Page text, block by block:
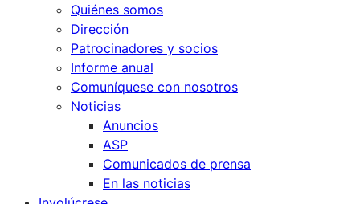
Quiénes somos
Dirección
Patrocinadores y socios
Informe anual
Comuníquese con nosotros
Noticias
Anuncios
ASP
Comunicados de prensa
En las noticias